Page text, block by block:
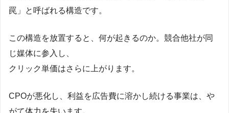
罠」と呼ばれる構造です。
この構造を放置すると、何が起きるのか。競合他社が同
じ媒体に参入し、
クリック単価はさらに上がります。
CPOが悪化し、利益を広告費に溶かし続ける事業は、や
がて体力を失います。